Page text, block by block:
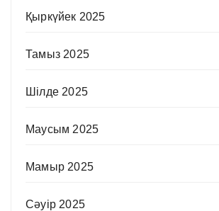
Қыркүйек 2025
Тамыз 2025
Шілде 2025
Маусым 2025
Мамыр 2025
Сәуір 2025